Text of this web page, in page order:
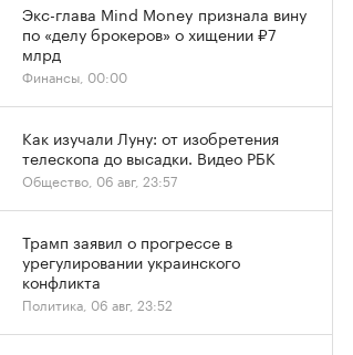
Экс-глава Mind Money признала вину
по «делу брокеров» о хищении ₽7
млрд
Финансы, 00:00
Как изучали Луну: от изобретения
телескопа до высадки. Видео РБК
Общество, 06 авг, 23:57
Трамп заявил о прогрессе в
урегулировании украинского
конфликта
Политика, 06 авг, 23:52